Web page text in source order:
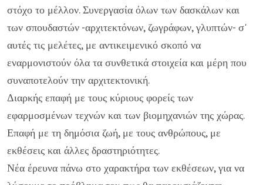
στόχο το μέλλον. Συνεργασία όλων των δασκάλων και
των σπουδαστών -αρχιτεκτόνων, ζωγράφων, γλυπτών- σ'
αυτές τις μελέτες, με αντικειμενικό σκοπό να
εναρμονιστούν όλα τα συνθετικά στοιχεία και μέρη που
συναποτελούν την αρχιτεκτονική.
Διαρκής επαφή με τους κύριους φορείς των
εφαρμοσμένων τεχνών και των βιομηχανιών της χώρας.
Επαφή με τη δημόσια ζωή, με τους ανθρώπους, με
εκθέσεις και άλλες δραστηριότητες.
Νέα έρευνα πάνω στο χαρακτήρα των εκθέσεων, για να